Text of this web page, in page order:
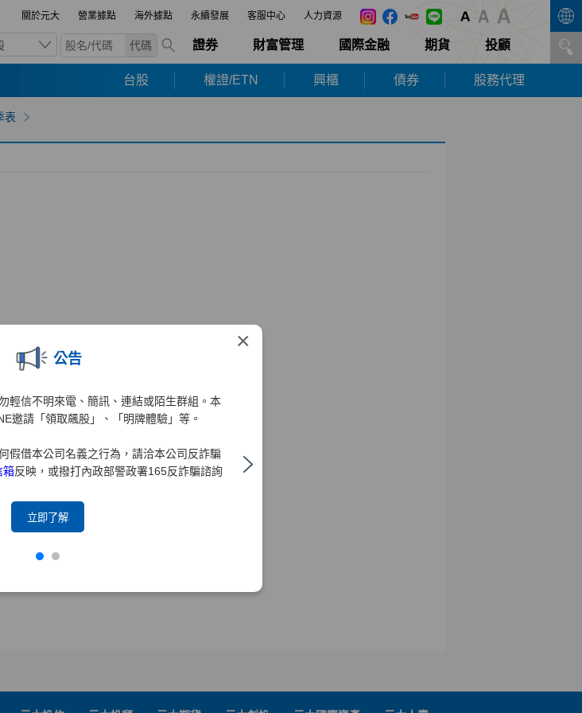
關於元大 營業據點 海外據點 永續發展 客服中心 人力資源
代碼 證券 財富管理 國際金融 期貨 投顧
台股 權證/ETN 興櫃 債券 股務代理
×
公告
輕信不明來電、簡訊、連結或陌生群組。本
邀請「領取飆股」、「明牌體驗」等。
假借本公司名義之行為，請洽本公司反詐騙
箱反映，或撥打內政部警政署165反詐騙諮詢
立即了解
表